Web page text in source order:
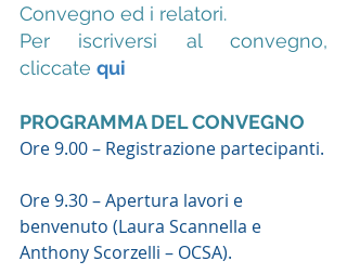
Convegno ed i relatori.
Per iscriversi al convegno,
cliccate qui
PROGRAMMA DEL CONVEGNO
Ore 9.00 – Registrazione partecipanti.
Ore 9.30 – Apertura lavori e
benvenuto (Laura Scannella e
Anthony Scorzelli – OCSA).